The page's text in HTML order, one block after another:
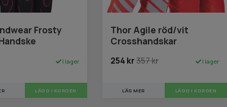
Frosty
I lager
LÄGG I KORGEN
Thor Agile röd/vit
Crosshandskar
254 kr357 kr I lager
LÄS MER LÄGG I KORGEN